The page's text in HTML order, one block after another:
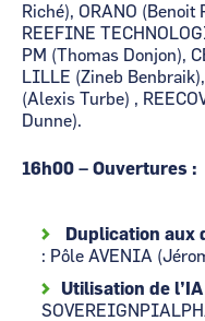
Riché), ORANO (Benoit
REEFINE
PM (Thomas Donjon),
LILLE (Zineb
(Alexis Turbe) ,
Dunne).
16h00 – Ouvertures :
Duplication aux
: Pôle AVENIA
Utilisation de